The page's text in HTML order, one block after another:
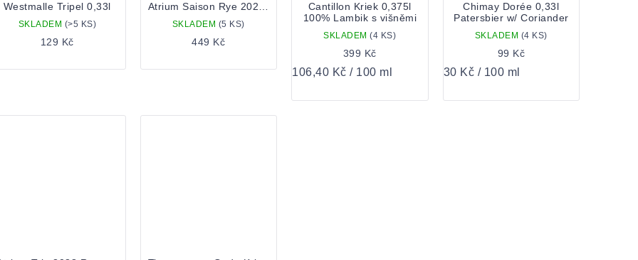
Westmalle Tripel 0,33l
SKLADEM (>5 KS)
129 Kč
SKLADEM (5 KS)
449 Kč
Cantillon Kriek 0,375l
100% Lambik s višněmi
SKLADEM(4 KS)
399 Kč
Měrná
106,40 Kč / 100 ml
Chimay Dorée 0,33l
Patersbier w/ Coriander
SKLADEM (4 KS)
99 Kč
Měrná
30 Kč / 100 ml